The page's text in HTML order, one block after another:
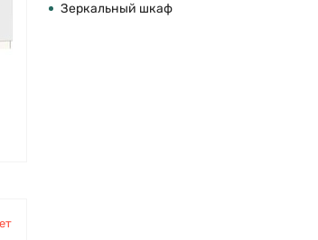
Зеркальный шкаф